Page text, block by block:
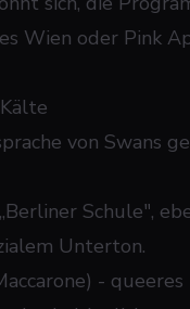
Wien oder Pink
von Swans
Schule",
Unterton.
-